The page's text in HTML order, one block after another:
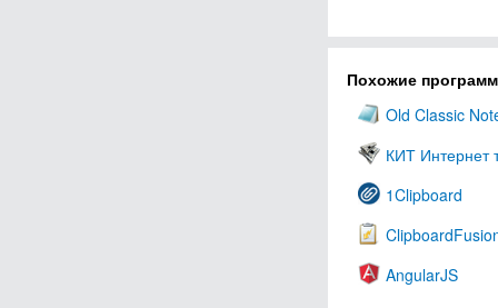
Похожие
Old Classic
КИТ Интернет
1Clipboard
AngularJS